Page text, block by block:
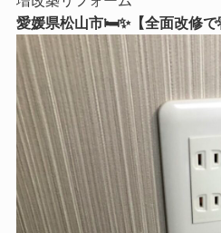
愛媛県松山市🛏️✨【全面改修で
心からくつろげる理想の寝室